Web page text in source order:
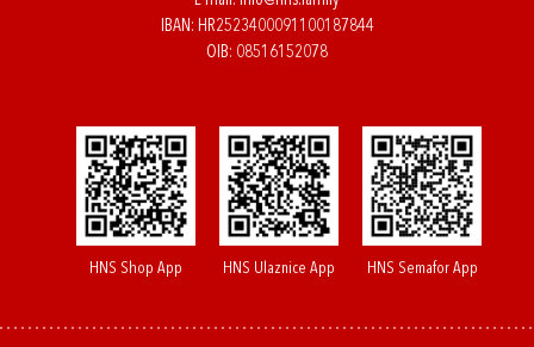
IBAN: HR2523400091100187844
OIB: 08516152078
HNS Shop App HNS Ulaznice App HNS Semafor App